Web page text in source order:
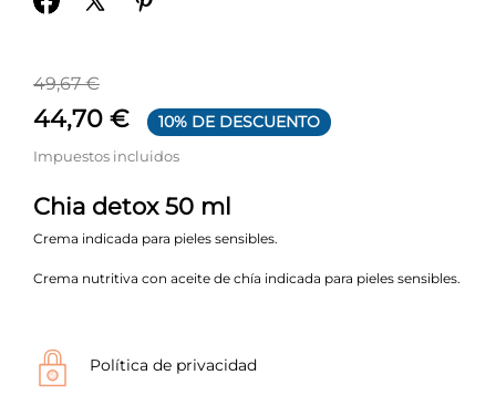
49,67 €
44,70 € 10% DE DESCUENTO
Impuestos incluidos
Chia detox 50 ml
Crema indicada para pieles sensibles.
Crema nutritiva con aceite de chía indicada para pieles sensibles.
Política de privacidad